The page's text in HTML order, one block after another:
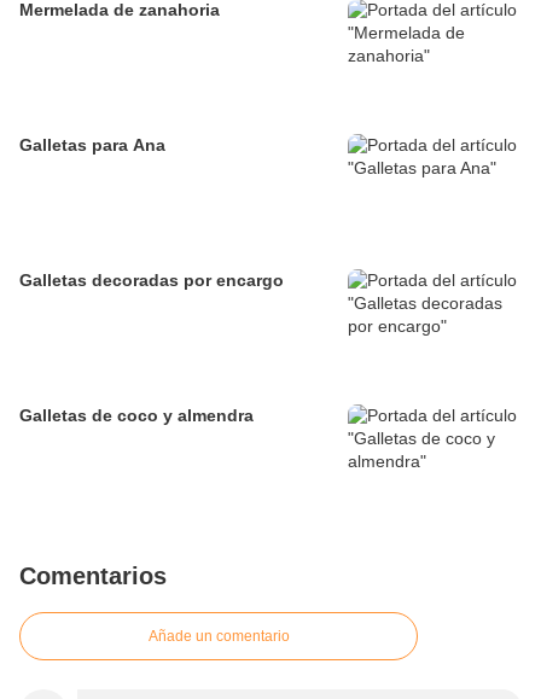
Mermelada de zanahoria
Galletas para Ana
Galletas decoradas por encargo
Galletas de coco y almendra
Comentarios
Añade un comentario